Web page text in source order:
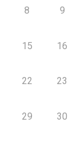
8 9
15 16
22 23
29 30